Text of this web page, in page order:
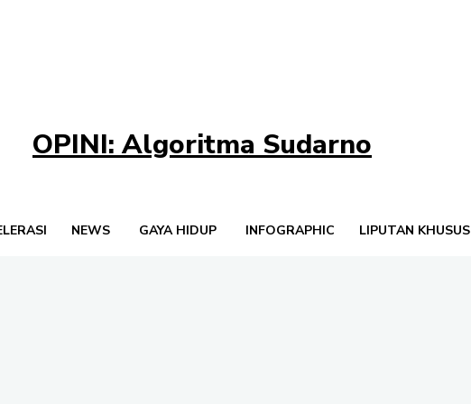
OPINI: Algoritma Sudarno
NEWS GAYA HIDUP INFOGRAPHIC LIPUTAN KHUSUS